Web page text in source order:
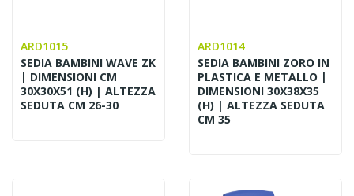
ARD1015
SEDIA BAMBINI WAVE ZK
| DIMENSIONI CM
30X30X51 (H) | ALTEZZA
SEDUTA CM 26-30
ARD1014
SEDIA BAMBINI ZORO IN
PLASTICA E METALLO |
DIMENSIONI 30X38X35
(H) | ALTEZZA SEDUTA
CM 35